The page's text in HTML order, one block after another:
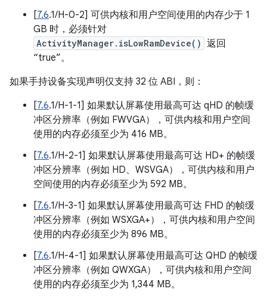
[7.6.1/H-0-2] 可供内核和用户空间使用的内存少于 1
GB 时，必须针对
ActivityManager.isLowRamDevice() 返回
“true”。
如果手持设备实现声明仅支持 32 位 ABI，则：
[7.6.1/H-1-1] 如果默认屏幕使用最高可达 qHD 的帧缓
冲区分辨率（例如 FWVGA），可供内核和用户空间
使用的内存必须至少为 416 MB。
[7.6.1/H-2-1] 如果默认屏幕使用最高可达 HD+ 的帧缓
冲区分辨率（例如 HD、WSVGA），可供内核和用户
空间使用的内存必须至少为 592 MB。
[7.6.1/H-3-1] 如果默认屏幕使用最高可达 FHD 的帧缓
冲区分辨率（例如 WSXGA+），可供内核和用户空间
使用的内存必须至少为 896 MB。
[7.6.1/H-4-1] 如果默认屏幕使用最高可达 QHD 的帧缓
冲区分辨率（例如 QWXGA），可供内核和用户空间
使用的内存必须至少为 1,344 MB。